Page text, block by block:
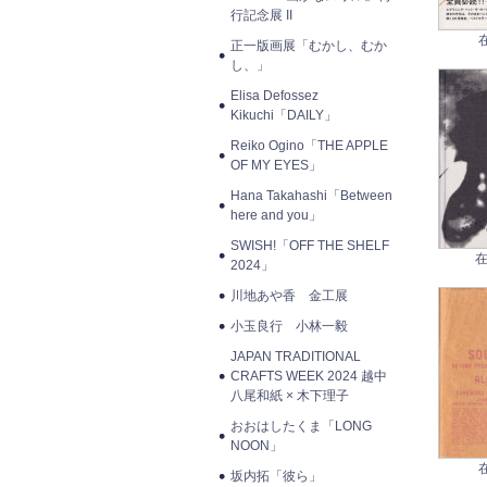
行記念展 II
正一版画展「むかし、むか
し、」
Elisa Defossez
Kikuchi「DAILY」
Reiko Ogino「THE APPLE
OF MY EYES」
Hana Takahashi「Between
here and you」
SWISH!「OFF THE SHELF
2024」
川地あや香 金工展
小玉良行 小林一毅
JAPAN TRADITIONAL
CRAFTS WEEK 2024 越中
八尾和紙 × 木下理子
おおはしたくま「LONG
NOON」
坂内拓「彼ら」